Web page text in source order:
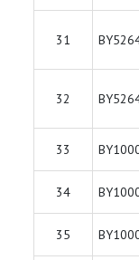
31
32
33
34
35